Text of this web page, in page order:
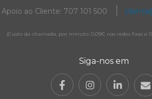
Apoio ao Cliente: 707 101 500
(Custo da chamada, por minuto: 0,09€ nas redes fixas e
Siga-nos em